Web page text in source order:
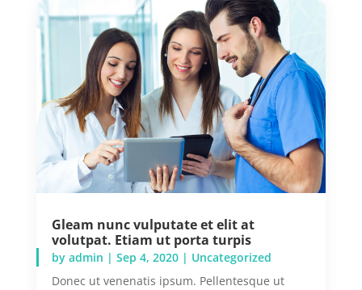
Gleam nunc vulputate et elit at
volutpat. Etiam ut porta turpis
by admin | Sep 4, 2020| Uncategorized
Donec ut venenatis ipsum. Pellentesque ut